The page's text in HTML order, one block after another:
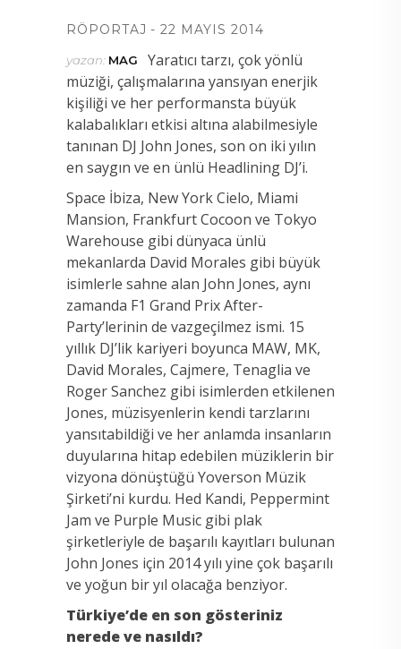
RÖPORTAJ 22 MAYIS 2014
yazan: MAG
Yaratıcı tarzı, çok yönlü
müziği, çalışmalarına yansıyan enerjik
kişiliği ve her performansta büyük
kalabalıkları etkisi altına alabilmesiyle
tanınan DJ John Jones, son on iki yılın
en saygın ve en ünlü Headlining DJ’i.
Space İbiza, New York Cielo, Miami
Mansion, Frankfurt Cocoon ve Tokyo
Warehouse gibi dünyaca ünlü
mekanlarda David Morales gibi büyük
isimlerle sahne alan John Jones, aynı
zamanda F1 Grand Prix After-
Party’lerinin de vazgeçilmez ismi. 15
yıllık DJ’lik kariyeri boyunca MAW, MK,
David Morales, Cajmere, Tenaglia ve
Roger Sanchez gibi isimlerden etkilenen
Jones, müzisyenlerin kendi tarzlarını
yansıtabildiği ve her anlamda insanların
duyularına hitap edebilen müziklerin bir
vizyona dönüştüğü Yoverson Müzik
Şirketi’ni kurdu. Hed Kandi, Peppermint
Jam ve Purple Music gibi plak
şirketleriyle de başarılı kayıtları bulunan
John Jones için 2014 yılı yine çok başarılı
ve yoğun bir yıl olacağa benziyor.
Türkiye’de en son gösteriniz
nerede ve nasıldı?